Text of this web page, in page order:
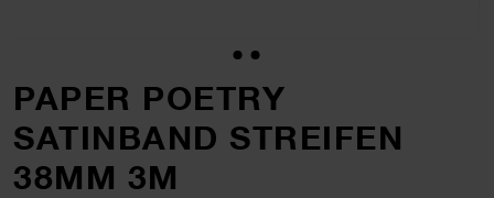
PAPER POETRY
SATINBAND STREIFEN
38MM 3M